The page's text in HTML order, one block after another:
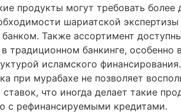
продукты могут требовать более
шариатской экспертизы
банком. Также ассортимент
традиционном банкинге, особенно
исламского
при мурабахе не позволяет
что иногда делает такие
с рефинансируемыми кредитами.